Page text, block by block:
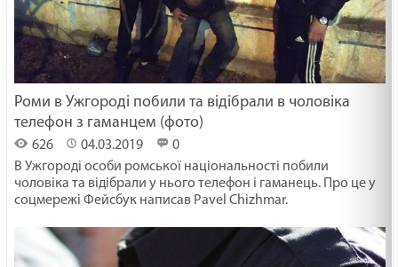
Роми в Ужгороді побили та відібрали в чоловіка
телефон з гаманцем (фото)
626 04.03.2019
0
В Ужгородi особи ромської нацiональностi побили
чоловiка та вiдiбрали у нього телефон i гаманець. Про це у
соцмережi Фейсбук написав Pavel Chizhmar.